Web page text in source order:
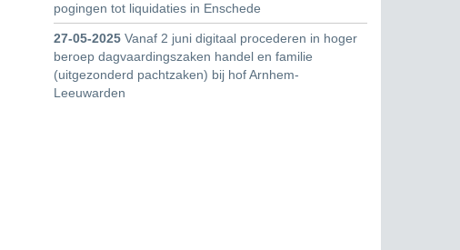
pogingen tot liquidaties in Enschede
27-05-2025 Vanaf 2 juni digitaal procederen in hoger
beroep dagvaardingszaken handel en familie
(uitgezonderd pachtzaken) bij hof Arnhem-
Leeuwarden